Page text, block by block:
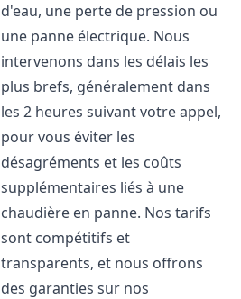
d'eau, une perte de pression ou
une panne électrique. Nous
intervenons dans les délais les
plus brefs, généralement dans
les 2 heures suivant votre appel,
pour vous éviter les
désagréments et les coûts
supplémentaires liés à une
chaudière en panne. Nos tarifs
sont compétitifs et
transparents, et nous offrons
des garanties sur nos